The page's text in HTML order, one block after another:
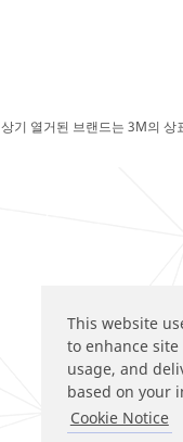
This website
to enhance
usage, and
based on your
Cookie Notice
상기 열거된 브랜드는 3M의 상